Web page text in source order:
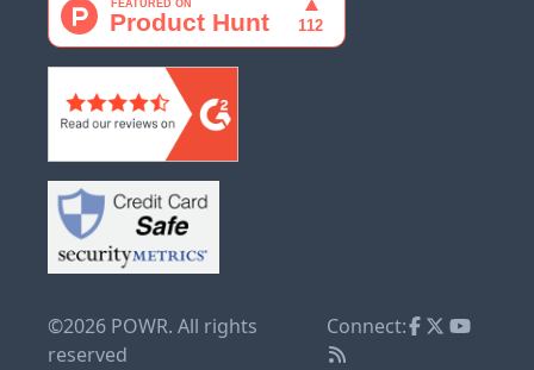
©2026 POWR. All rights
reserved
Connect: